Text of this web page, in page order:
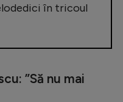
în tricoul
”Să nu mai